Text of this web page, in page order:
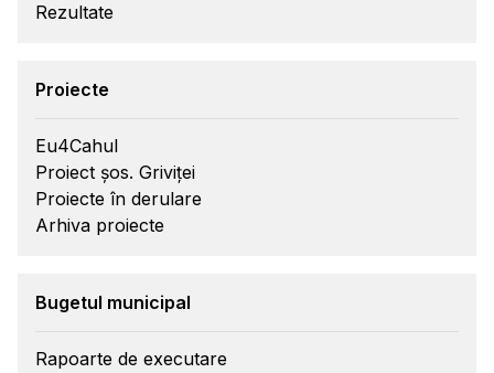
Rezultate
Proiecte
Eu4Cahul
Proiect șos. Griviței
Proiecte în derulare
Arhiva proiecte
Bugetul municipal
Rapoarte de executare